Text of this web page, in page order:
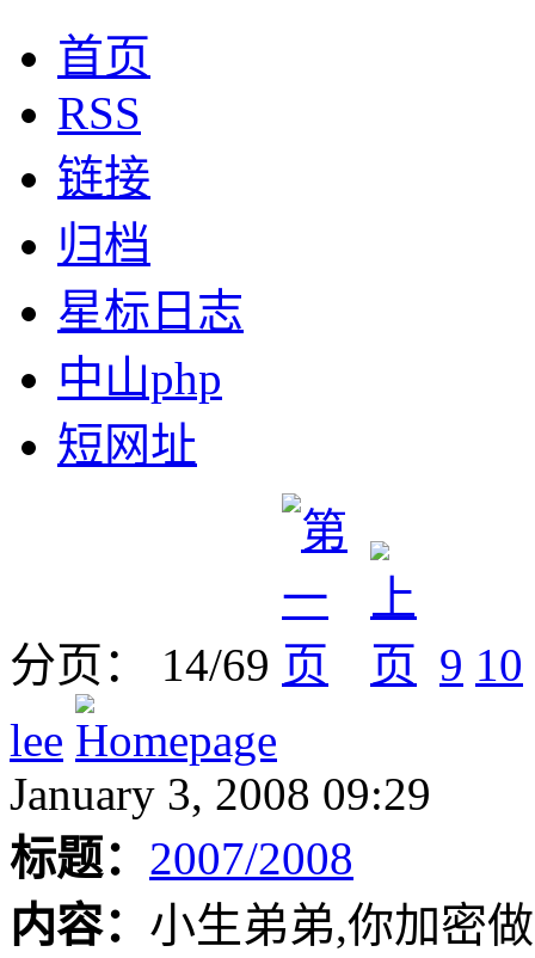
首页
RSS
链接
归档
星标日志
中山php
短网址
分页： 14/69 9 10
lee
January 3, 2008 09:29
标题： 2007/2008
内容： 小生弟弟,你加密